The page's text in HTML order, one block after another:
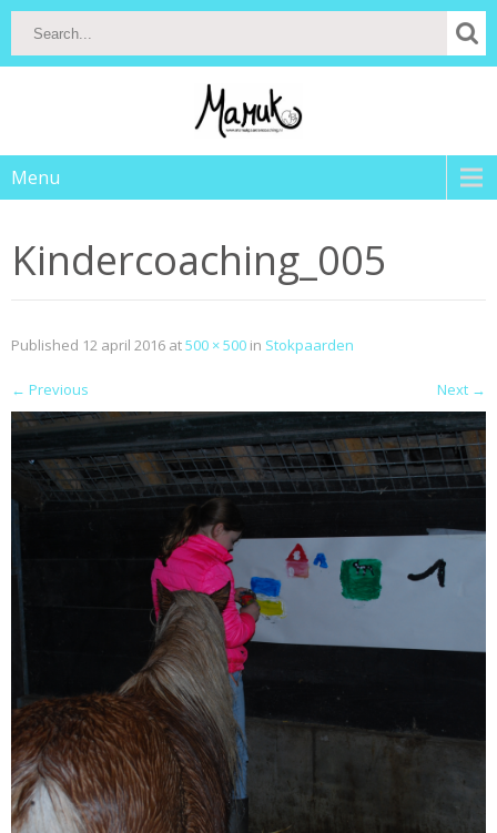
Menu
Kindercoaching_005
Published 12 april 2016 at500 × 500 in Stokpaarden
← Previous Next →